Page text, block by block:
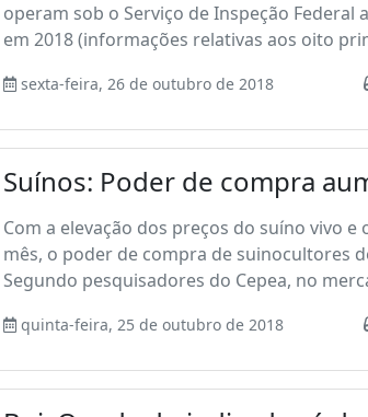
operam sob o Serviço de Inspeção
em 2018 (informações relativas aos oito
sexta-feira, 26 de outubro de 2018
Suínos: Poder de compra
Com a elevação dos preços do suíno vivo
mês, o poder de compra de suinocultores
Segundo pesquisadores do Cepea, no
quinta-feira, 25 de outubro de 2018